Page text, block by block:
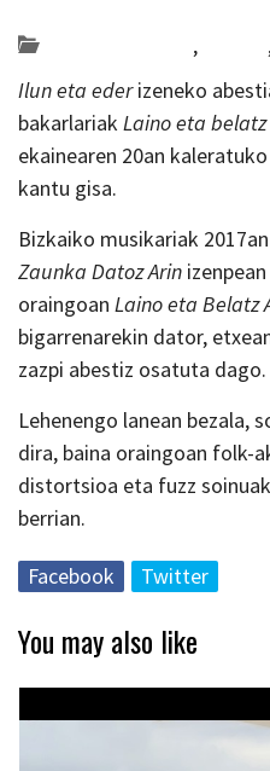
,
Ilun eta ederizeneko
bakarlariak Laino eta
ekainearen 20an
kantu gisa.
Bizkaiko musikariak
Zaunka Datoz Arin
oraingoan Laino eta Belatz
bigarrenarekin dator,
zazpi abestiz osatuta dago.
Lehenengo lanean bezala,
dira, baina oraingoan folk-
distortsioa eta fuzz
berrian.
Facebook Twitter
You may also like